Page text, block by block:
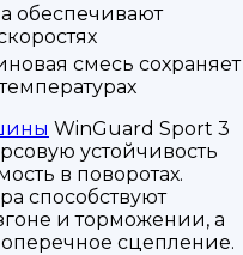
обеспечивают
смесь сохраняет
WinGuard Sport 3
устойчивость
в поворотах.
способствуют
и торможении, а
сцепление.